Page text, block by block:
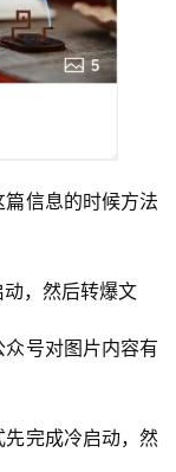
信息的时候方法
，然后转爆文
号对图片内容有
完成冷启动，然